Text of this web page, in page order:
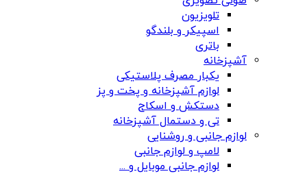
تلویزیون
اسپیکر و بلندگو
باتری
آشپزخانه
یکبار مصرف پلاستیکی
لوازم آشپزخانه و پخت و پز
دستکش و اسکاج
تی و دستمال آشپزخانه
لوازم جانبی و روشنایی
لامپ و لوازم جانبی
لوازم جانبی موبایل و ...